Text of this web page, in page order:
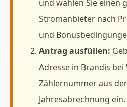
und wählen Sie einen
Stromanbieter nach
und
Antrag ausfüllen:
Adresse in Brandis
Zählernummer aus
Jahresabrechnung ein.